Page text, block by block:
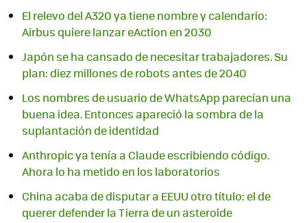
El relevo del A320 ya tiene nombre y calendario:
Airbus quiere lanzar eAction en 2030
Japón se ha cansado de necesitar trabajadores. Su
plan: diez millones de robots antes de 2040
Los nombres de usuario de WhatsApp parecían una
buena idea. Entonces apareció la sombra de la
suplantación de identidad
Anthropic ya tenía a Claude escribiendo código.
Ahora lo ha metido en los laboratorios
China acaba de disputar a EEUU otro título: el de
querer defender la Tierra de un asteroide